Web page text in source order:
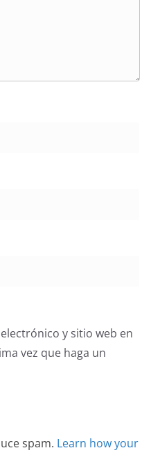
y sitio web en
vez que haga un
spam. Learn how your